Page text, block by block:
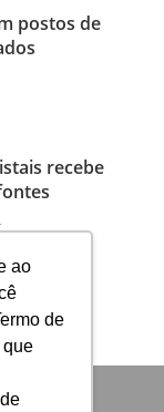
ao
de
que
postos de
recebe